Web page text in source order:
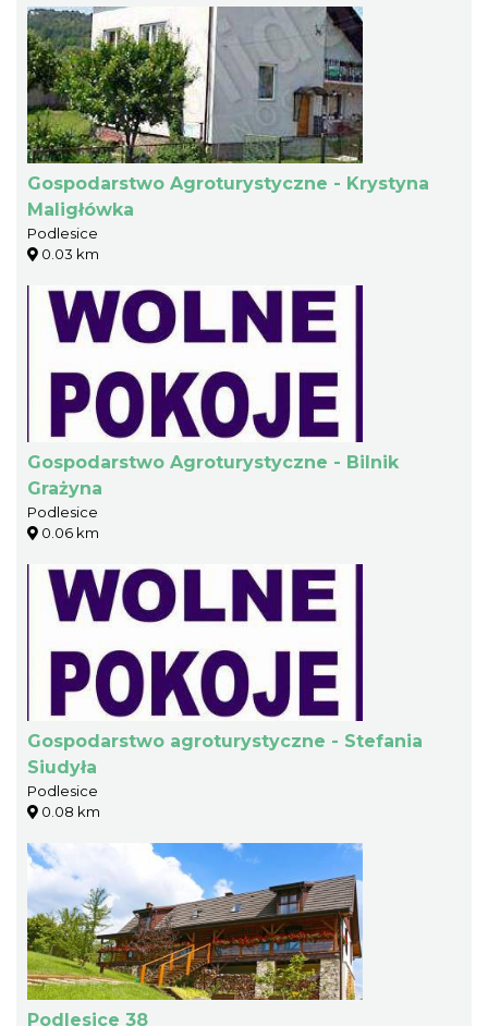
Gospodarstwo Agroturystyczne - Krystyna
Maligłówka
Podlesice
0.03 km
Gospodarstwo Agroturystyczne - Bilnik
Grażyna
Podlesice
0.06 km
Gospodarstwo agroturystyczne - Stefania
Siudyła
Podlesice
0.08 km
Podlesice 38